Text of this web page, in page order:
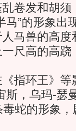
卷发和胡须
马”的形象出
马兽的高度
尺高的高跷
环王》等
斯，乌玛-瑟
蛇的形象